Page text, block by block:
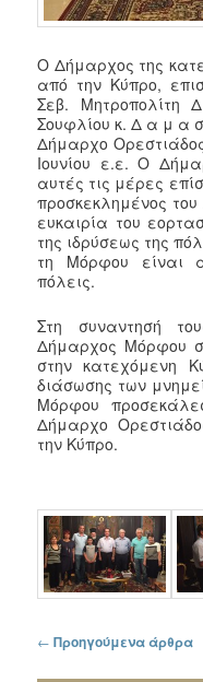
Ο Δήμαρχος της
από την Κύπρο,
Σεβ. Μητροπολίτη
Σουφλίου κ. Δ α μ α
Δήμαρχο
Ιουνίου ε.ε. Ο
αυτές τις μέρες
προσκεκλημένος
ευκαιρία του
της ιδρύσεως της
τη Μόρφου είναι
πόλεις.
Στη συναντησή
Δήμαρχος Μόρφου
στην κατεχόμενη
διάσωσης των
Μόρφου
Δήμαρχο
την Κύπρο.
Πλοήγηση στα άρθρα
← Προηγούμενα άρθρα